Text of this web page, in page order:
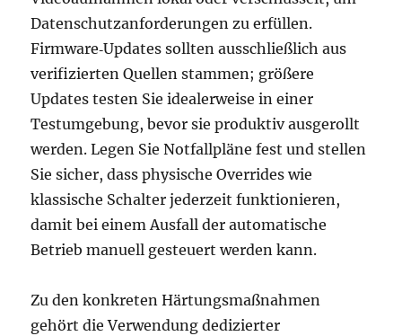
Datenschutzanforderungen zu erfüllen.
Firmware‑Updates sollten ausschließlich aus
verifizierten Quellen stammen; größere
Updates testen Sie idealerweise in einer
Testumgebung, bevor sie produktiv ausgerollt
werden. Legen Sie Notfallpläne fest und stellen
Sie sicher, dass physische Overrides wie
klassische Schalter jederzeit funktionieren,
damit bei einem Ausfall der automatische
Betrieb manuell gesteuert werden kann.
Zu den konkreten Härtungsmaßnahmen
gehört die Verwendung dedizierter